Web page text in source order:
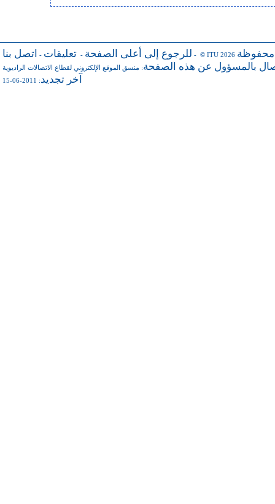
للرجوع إلى أعلى الصفحة - تعليقات - اتصل بنا - © ITU 2026 محفوظة
بالمسؤول عن هذه الصفحة: منسق الموقع الإلكتروني لقطاع الاتصالات الراديوية
آخر تجديد: 2011-06-15